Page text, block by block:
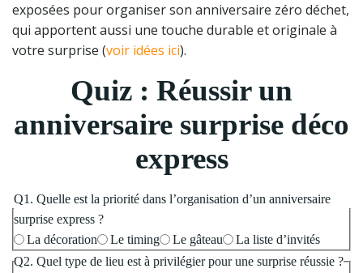
exposées pour organiser son anniversaire zéro déchet,
qui apportent aussi une touche durable et originale à
votre surprise (voir idées ici).
Quiz : Réussir un
anniversaire surprise déco
express
Q1. Quelle est la priorité dans l’organisation d’un anniversaire
surprise express ?
La décoration
Le timing Le gâteau
La liste d’invités
Q2. Quel type de lieu est à privilégier pour une surprise réussie ?